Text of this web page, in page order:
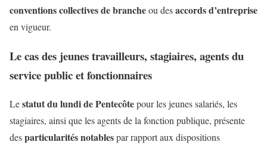
conventions collectives de brancheou desaccords d’entreprise
en vigueur.
Le cas des jeunes travailleurs, stagiaires, agents du
service public et fonctionnaires
Lestatut du lundi de Pentecôtepour les jeunes salariés, les
stagiaires, ainsi que les agents de la fonction publique, présente
desparticularités notablespar rapport aux dispositions